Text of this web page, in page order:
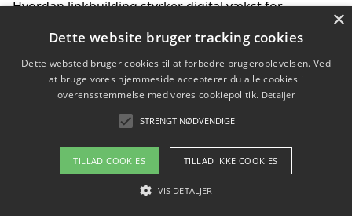
Hvordan linkbuilding styrker digital vækst for
Sådan har udviklingen inden for genbrug af elektronik
ændret sig
Copyright 2026 - Pilanto Aps
Om / kontakt
×
Dette website bruger tracking cookies
Dette websted bruger cookies til at forbedre brugeroplevelsen. Ved
at bruge vores hjemmeside accepterer du alle cookies i
overensstemmelse med vores cookiepolitik. Detaljer
STRENGT NØDVENDIGE
TILLAD COOKIES TILLAD IKKE COOKIES
VIS DETALJER